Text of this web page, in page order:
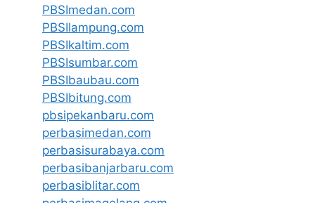
PBSImedan.com
PBSIlampung.com
PBSIkaltim.com
PBSIsumbar.com
PBSIbaubau.com
PBSIbitung.com
pbsipekanbaru.com
perbasimedan.com
perbasisurabaya.com
perbasibanjarbaru.com
perbasiblitar.com